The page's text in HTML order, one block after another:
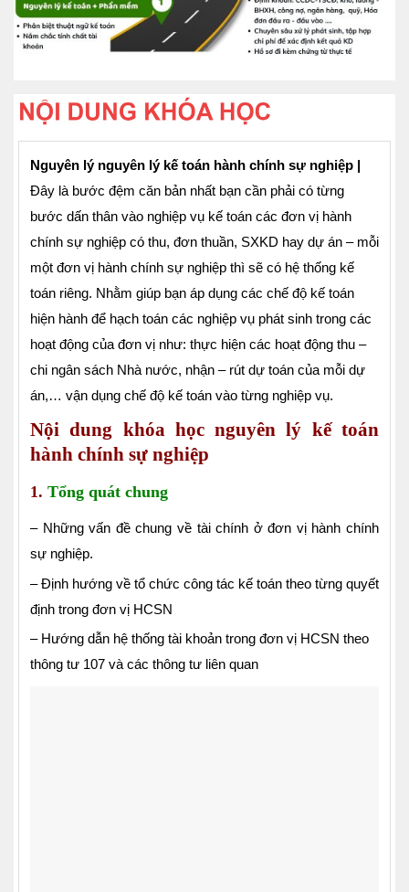
Nguyên lý nguyên lý kế toán hành chính sự nghiệp |
Đây là bước đệm căn bản nhất bạn cần phải có từng
bước dấn thân vào nghiệp vụ kế toán các đơn vị hành
chính sự nghiệp có thu, đơn thuần, SXKD hay dự án – mỗi
một đơn vị hành chính sự nghiệp thì sẽ có hệ thống kế
toán riêng. Nhằm giúp bạn áp dụng các chế độ kế toán
hiện hành để hạch toán các nghiệp vụ phát sinh trong các
hoạt động của đơn vị như: thực hiện các hoạt động thu –
chi ngân sách Nhà nước, nhận – rút dự toán của mỗi dự
án,… vận dụng chế độ kế toán vào từng nghiệp vụ.
Nội dung khóa học nguyên lý kế toán
hành chính sự nghiệp
1. Tổng quát chung
– Những vấn đề chung về tài chính ở đơn vị hành chính
sự nghiệp.
– Định hướng về tổ chức công tác kế toán theo từng quyết
định trong đơn vị HCSN
– Hướng dẫn hệ thống tài khoản trong đơn vị HCSN theo
thông tư 107 và các thông tư liên quan